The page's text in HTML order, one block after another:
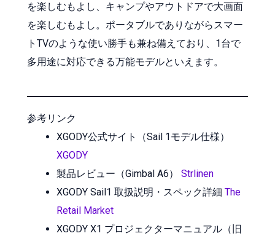
を楽しむもよし、キャンプやアウトドアで大画面
を楽しむもよし。ポータブルでありながらスマー
トTVのような使い勝手も兼ね備えており、1台で
多用途に対応できる万能モデルといえます。
参考リンク
XGODY公式サイト（Sail 1モデル仕様）
XGODY
製品レビュー（Gimbal A6） Strlinen
XGODY Sail1 取扱説明・スペック詳細 The
Retail Market
XGODY X1 プロジェクターマニュアル（旧